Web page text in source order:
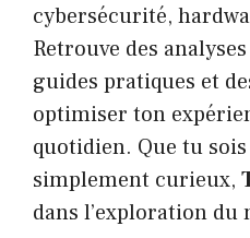
cybersécurité,
Retrouve des
guides pratiques et
optimiser ton
quotidien. Que tu
simplement curieux,
dans l’exploration